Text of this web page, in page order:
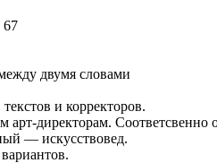
двумя словами
и корректоров.
директорам.
— искусствовед.